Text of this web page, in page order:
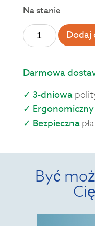
Na stanie
Dodaj
Darmowa
✓ 3-dniowa
✓ Ergonomiczny
✓ Bezpieczna
Być